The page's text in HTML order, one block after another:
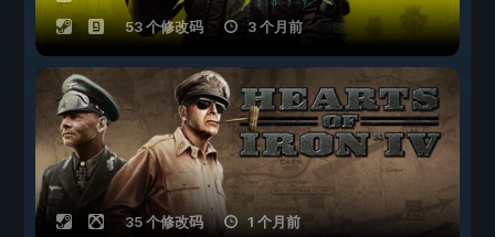
53 个修改码 3 个月前
35 个修改码 1 个月前